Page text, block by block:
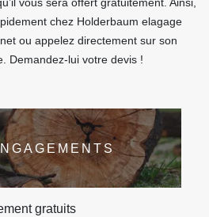
vous sera offert gratuitement. Ainsi,
chez Holderbaum elagage
ou appelez directement sur son
Demandez-lui votre devis !
gratuits